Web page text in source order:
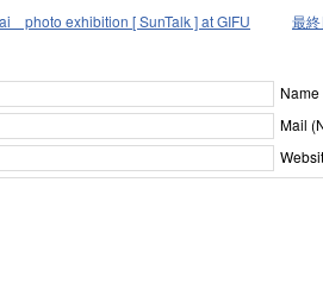
photo exhibition [ SunTalk ] at GIFU 最
Mail